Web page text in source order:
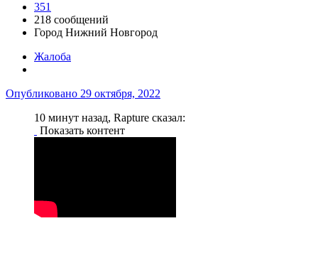
351
218 сообщений
Город Нижний Новгород
Жалоба
Опубликовано 29 октября, 2022
10 минут назад, Rapture сказал:
Показать контент